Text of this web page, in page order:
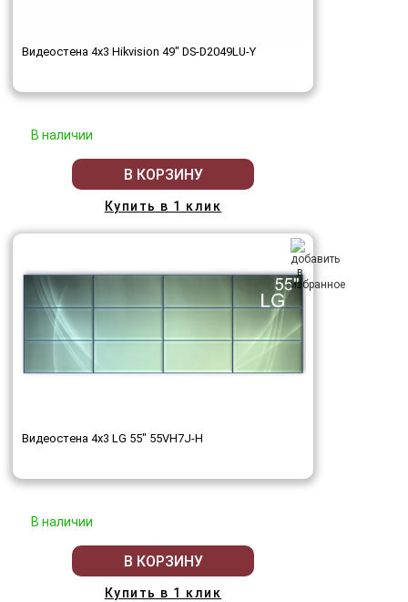
Видеостена 4x3 Hikvision 49" DS-D2049LU-Y
В наличии
В КОРЗИНУ
Купить в 1 клик
Видеостена 4x3 LG 55" 55VH7J-H
В наличии
В КОРЗИНУ
Купить в 1 клик